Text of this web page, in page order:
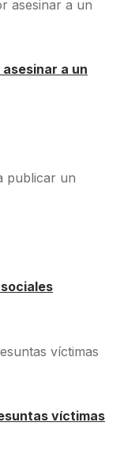
a un
publicar un
víctimas